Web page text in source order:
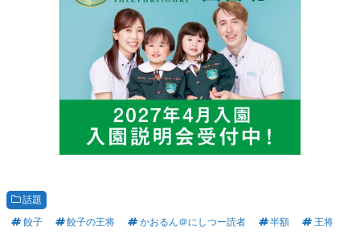
話題
餃子
餃子の王将 かおるん＠にしつー読者 半額 王将